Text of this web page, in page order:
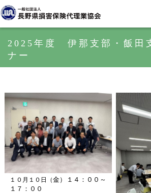
2025年度 伊那支部・飯田
ナー
１０月１０日（金）１４：００～
１７：００